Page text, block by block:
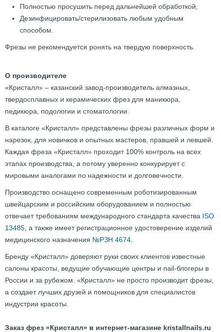
Полностью просушить перед дальнейшей обработкой,
Дезинфицировать/стерилизовать любым удобным
способом.
Фрезы не рекомендуется ронять на твердую поверхность.
О производителе
«Кристалл» – казанский завод-производитель алмазных,
твердосплавных и керамических фрез для маникюра,
педикюра, подологии и стоматологии.
В каталоге «Кристалл» представлены фрезы различных форм и
нарезок, для новичков и опытных мастеров, правшей и левшей.
Каждая фреза «Кристалл» проходит 100% контроль на всех
этапах производства, а потому уверенно конкурирует с
мировыми аналогами по надежности и долговечности.
Производство оснащено современным роботизированным
швейцарским и российским оборудованием и полностью
отвечает требованиям международного стандарта качества ISO
13485 , а также имеет регистрационное удостоверение изделий
медицинского назначения №РЗН 4674
Бренду «Кристалл» доверяют руки своих клиентов известные
салоны красоты, ведущие обучающие центры и nail-блогеры в
России и за рубежом. «Кристалл» не просто производит фрезы,
а создает лучших друзей и помощников для специалистов
индустрии красоты.
Заказ фрез «Кристалл» в интернет-магазине kristallnails.ru